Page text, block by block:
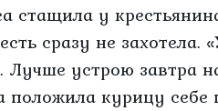
стащила у
сразу не
Лучше устрою завтра
положила курицу